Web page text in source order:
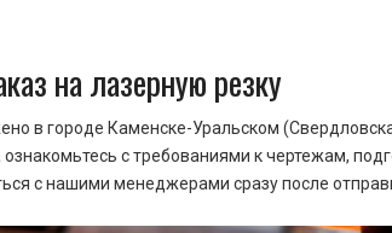
на лазерную резку
в городе Каменске-Уральском
с требованиями к чертежам,
с нашими менеджерами сразу после